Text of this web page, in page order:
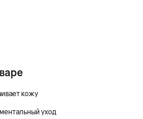
кожу
уход